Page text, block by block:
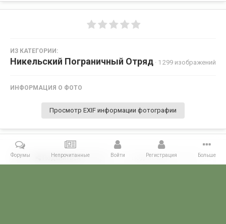
ИЗ КАТЕГОРИИ:
Никельский Пограничный Отряд · 1 299 изображений
ИНФОРМАЦИЯ О ФОТО
Просмотр EXIF информации фотографии
Поделиться Подписчики 0
Форумы Непрочитанные Войти Регистрация Больше